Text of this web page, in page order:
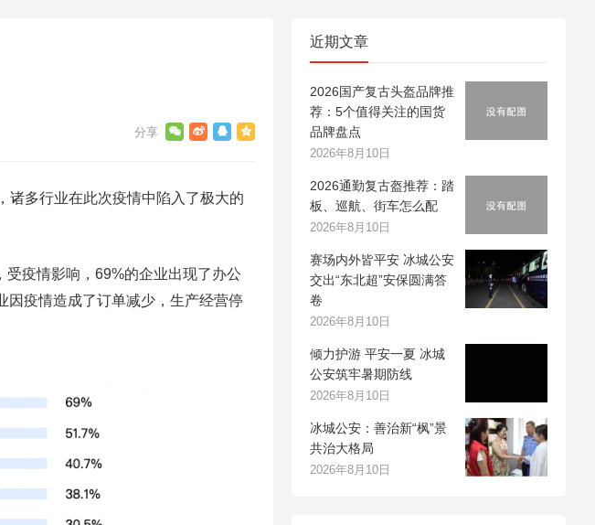
多行业在此次疫情中陷入了极大的
疫情影响，69%的企业出现了办公
因疫情造成了订单减少，生产经营停
近期文章
2026国产复古头盔品牌推
荐：5个值得关注的国货
品牌盘点
2026年8月10日
2026通勤复古盔推荐：踏
板、巡航、街车怎么配
2026年8月10日
赛场内外皆平安 冰城公安
交出“东北超”安保圆满答
卷
2026年8月10日
倾力护游 平安一夏 冰城
公安筑牢暑期防线
2026年8月10日
冰城公安：善治新“枫”景
共治大格局
2026年8月10日